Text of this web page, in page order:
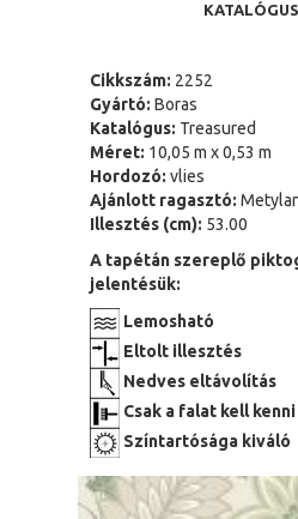
Cikkszám: 2252
Gyártó: Boras
Katalógus: Treasured
Méret: 10,05 m x 0,53 m
Hordozó: vlies
Ajánlott ragasztó:
Illesztés (cm): 53.00
A tapétán szereplő
jelentésük:
Lemosható
Eltolt illesztés
Nedves eltávolítás
Csak a falat kell kenni
Színtartósága kiváló